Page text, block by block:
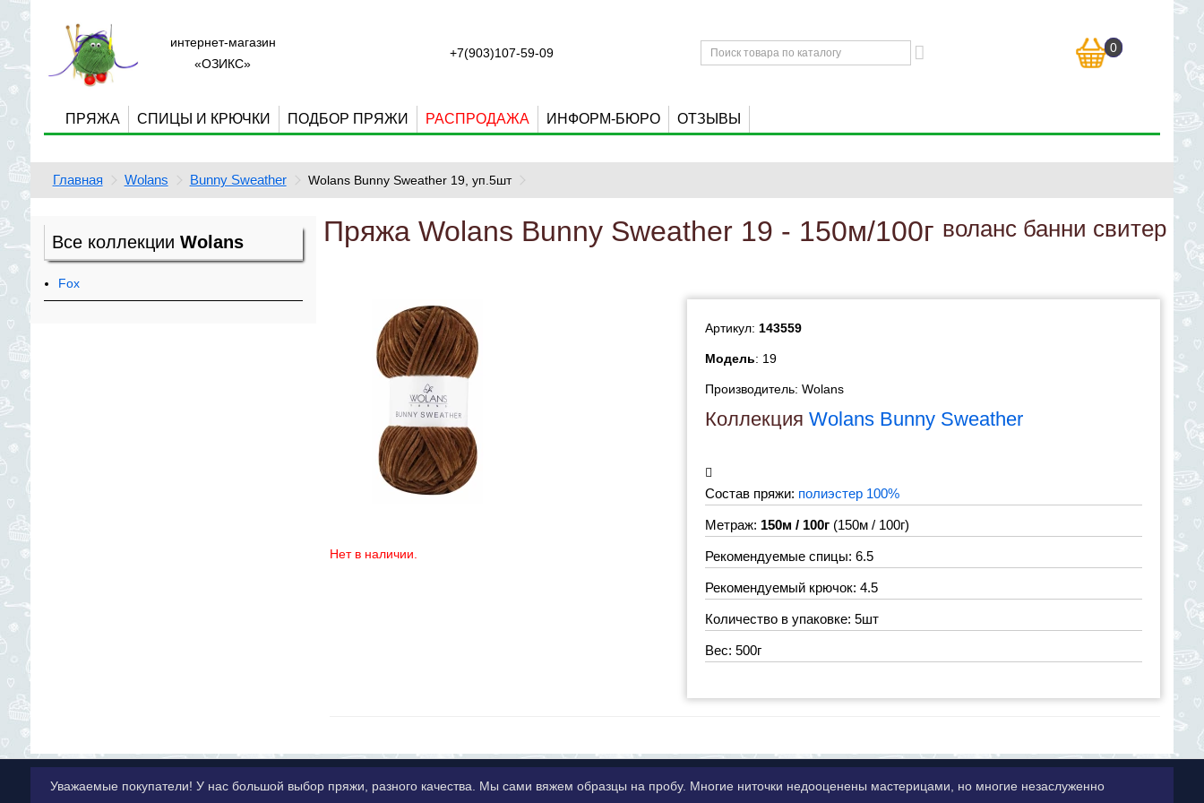
интернет-магазин
«ОЗИКС»
+7(903)107-59-09 0
ПРЯЖА СПИЦЫ И КРЮЧКИ ПОДБОР ПРЯЖИ РАСПРОДАЖА ИНФОРМ-БЮРО ОТЗЫВЫ
Главная Wolans Bunny Sweather Wolans Bunny Sweather 19, уп.5шт
Все коллекции Wolans
Fox
Пряжа Wolans Bunny Sweather 19 - 150м/100г воланс банни свитер
Нет в наличии.
Артикул: 143559
Модель: 19
Производитель: Wolans
Коллекция Wolans Bunny Sweather
Состав пряжи: полиэстер 100%
Метраж: 150м / 100г(150м / 100г)
Рекомендуемые спицы: 6.5
Рекомендуемый крючок: 4.5
Количество в упаковке: 5шт
Вес: 500г
Уважаемые покупатели! У нас большой выбор пряжи, разного качества. Мы сами вяжем образцы на пробу. Многие ниточки недооценены мастерицами, но многие незаслуженно